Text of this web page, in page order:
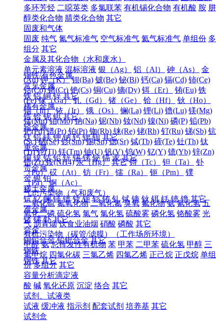
多环芳烃 二噁英类 多氯联苯 有机锡化合物 有机酸 胺 肼
醇类化合物 腈类化合物 其它
固废和气体
固废 纯气 氮气标准气 空气标准气 氦气标准气 单组份 多
组分 其它
金属及其化合物（水和废水）
单元素溶液 混标溶液 银（Ag） 铝（Al） 砷（As）
金
(Au) 钾（K） 钡(Ba) 铍(Be) 铋(Bi) 钙(Ca) 镉(Cd) 铈(Ce)
钴(Co) 铬(Cr) 铯(Cs) 铜(Cu) 镝(Dy) 铒（Er） 铕(Eu) 铁
(Fe) 镓（Ga） 钆（Gd） 锗（Ge） 铪（Hf）
钬（Ho）
铟（In） 铱（Ir） 锇（Os） 镧(La) 锂(Li) 镥(Lu) 镁(Mg)
锰(Mn) 钼(Mo) 钠(Na) 铌(Nb) 钕(Nd) 镍(Ni) 磷(P) 铅(Pb)
钯(Pd) 镨(Pr) 铂(Pt) 铷(Rb) 铼(Re) 铑(Rh) 钌(Ru) 锑(Sb) 钪
(Sc) 硒(Se) 钐(Sm) 锡(Sn) 锶(Sr) 铽(Tb) 碲(Te) 钍(Th) 钛
(Ti) 铊(Tl) 铥(Tm) 铀(U) 钒(V) 钨(W) 钇(Y) 镱(Yb) 锌(Zn)
锆(Zr) 铵(NH4) 汞（Hg） 其它 锝（Tc） 钽（Ta）
钋
（Po） 砹（At） 钫（Fr） 镭（Ra） 钷（Pm）
镤
（Pa） 锕（Ac）
气态污染物（气和废气）
二氧化硫 氮氧化物 二氧化氮 臭氧 氟化物 氨 氰化氢 五
氧化二磷 硫化氢 氯气 氯化氢 硫酸雾 磷化氢 铬酸雾 光
气 沥青烟 饮食业油烟 硝酸 磷酸 其它
有机污染物（碳管/滤膜）（工作场所环境）
甲醛 氨 总挥发性有机物 苯 甲苯 二甲苯 硫化氢 甲醇 三
氯甲烷 四氯化碳 三氯乙烯 四氯乙烯 正己烷 正戊烷 单组
份 多组分 其它
容量分析滴定液
酸 碱 氧化还原 沉淀 络合 其它
试剂、试液类
试液 缓冲液 指示剂 配套试剂 培养基 其它
试剂盒
钢铁/有色金属
常见金属
铁 铝 铜 锌 其它
稀有金属
锆 铪 铌 钽 其它
轻金属
钛 铝 镁 钾 钠 钙 锶 钡 其它
重金属
铜 镍 钴 铅 锌 锡 锑 铋 镉 汞 其它
贵金属
金 银 铂
稀土金属
钪 钇 镧 铈 镨 钕 钷 钐 铕 钆 铽 镝 钬 铒 铥 镱 镥 其它
准金属
锗 锑 钋 其它
合金
铜铅合金 铅钯合金 其它
钢铁
钢铁 其它